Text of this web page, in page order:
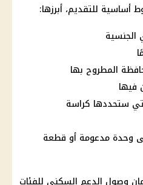
أساسية للتقديم، أبرزها:
الجنسية
المطروح بها
فيها
ستحددها كراسة
وحدة مدعومة أو قطعة
وصول الدعم السكني للفئات